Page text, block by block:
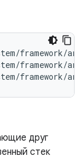
framework/
framework/
друг
стек